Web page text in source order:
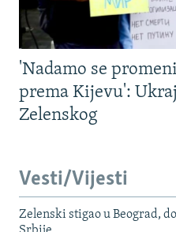
'Nadamo se
prema Kijevu':
Zelenskog
Vesti/Vijesti
Zelenski stigao u Beograd,